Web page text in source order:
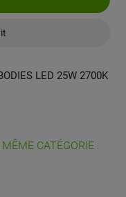
LED 25W 2700K
CATÉGORIE :